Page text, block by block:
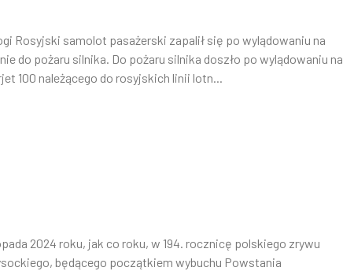
Rosyjski samolot pasażerski zapalił się po wylądowaniu na
do pożaru silnika. Do pożaru silnika doszło po wylądowaniu na
100 należącego do rosyjskich linii lotn...
2024 roku, jak co roku, w 194. rocznicę polskiego zrywu
będącego początkiem wybuchu Powstania